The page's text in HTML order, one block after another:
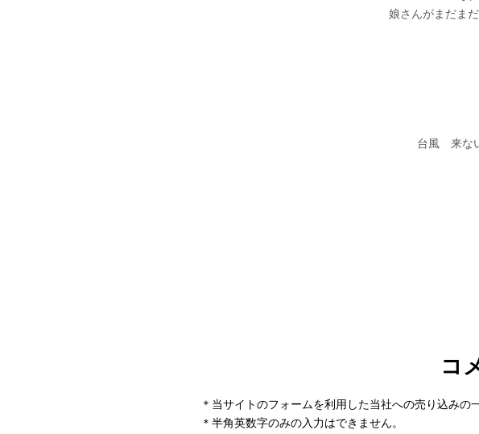
コ
＊当サイトのフォームを利用した当社への売り込みの
＊半角英数字のみの入力はできません。